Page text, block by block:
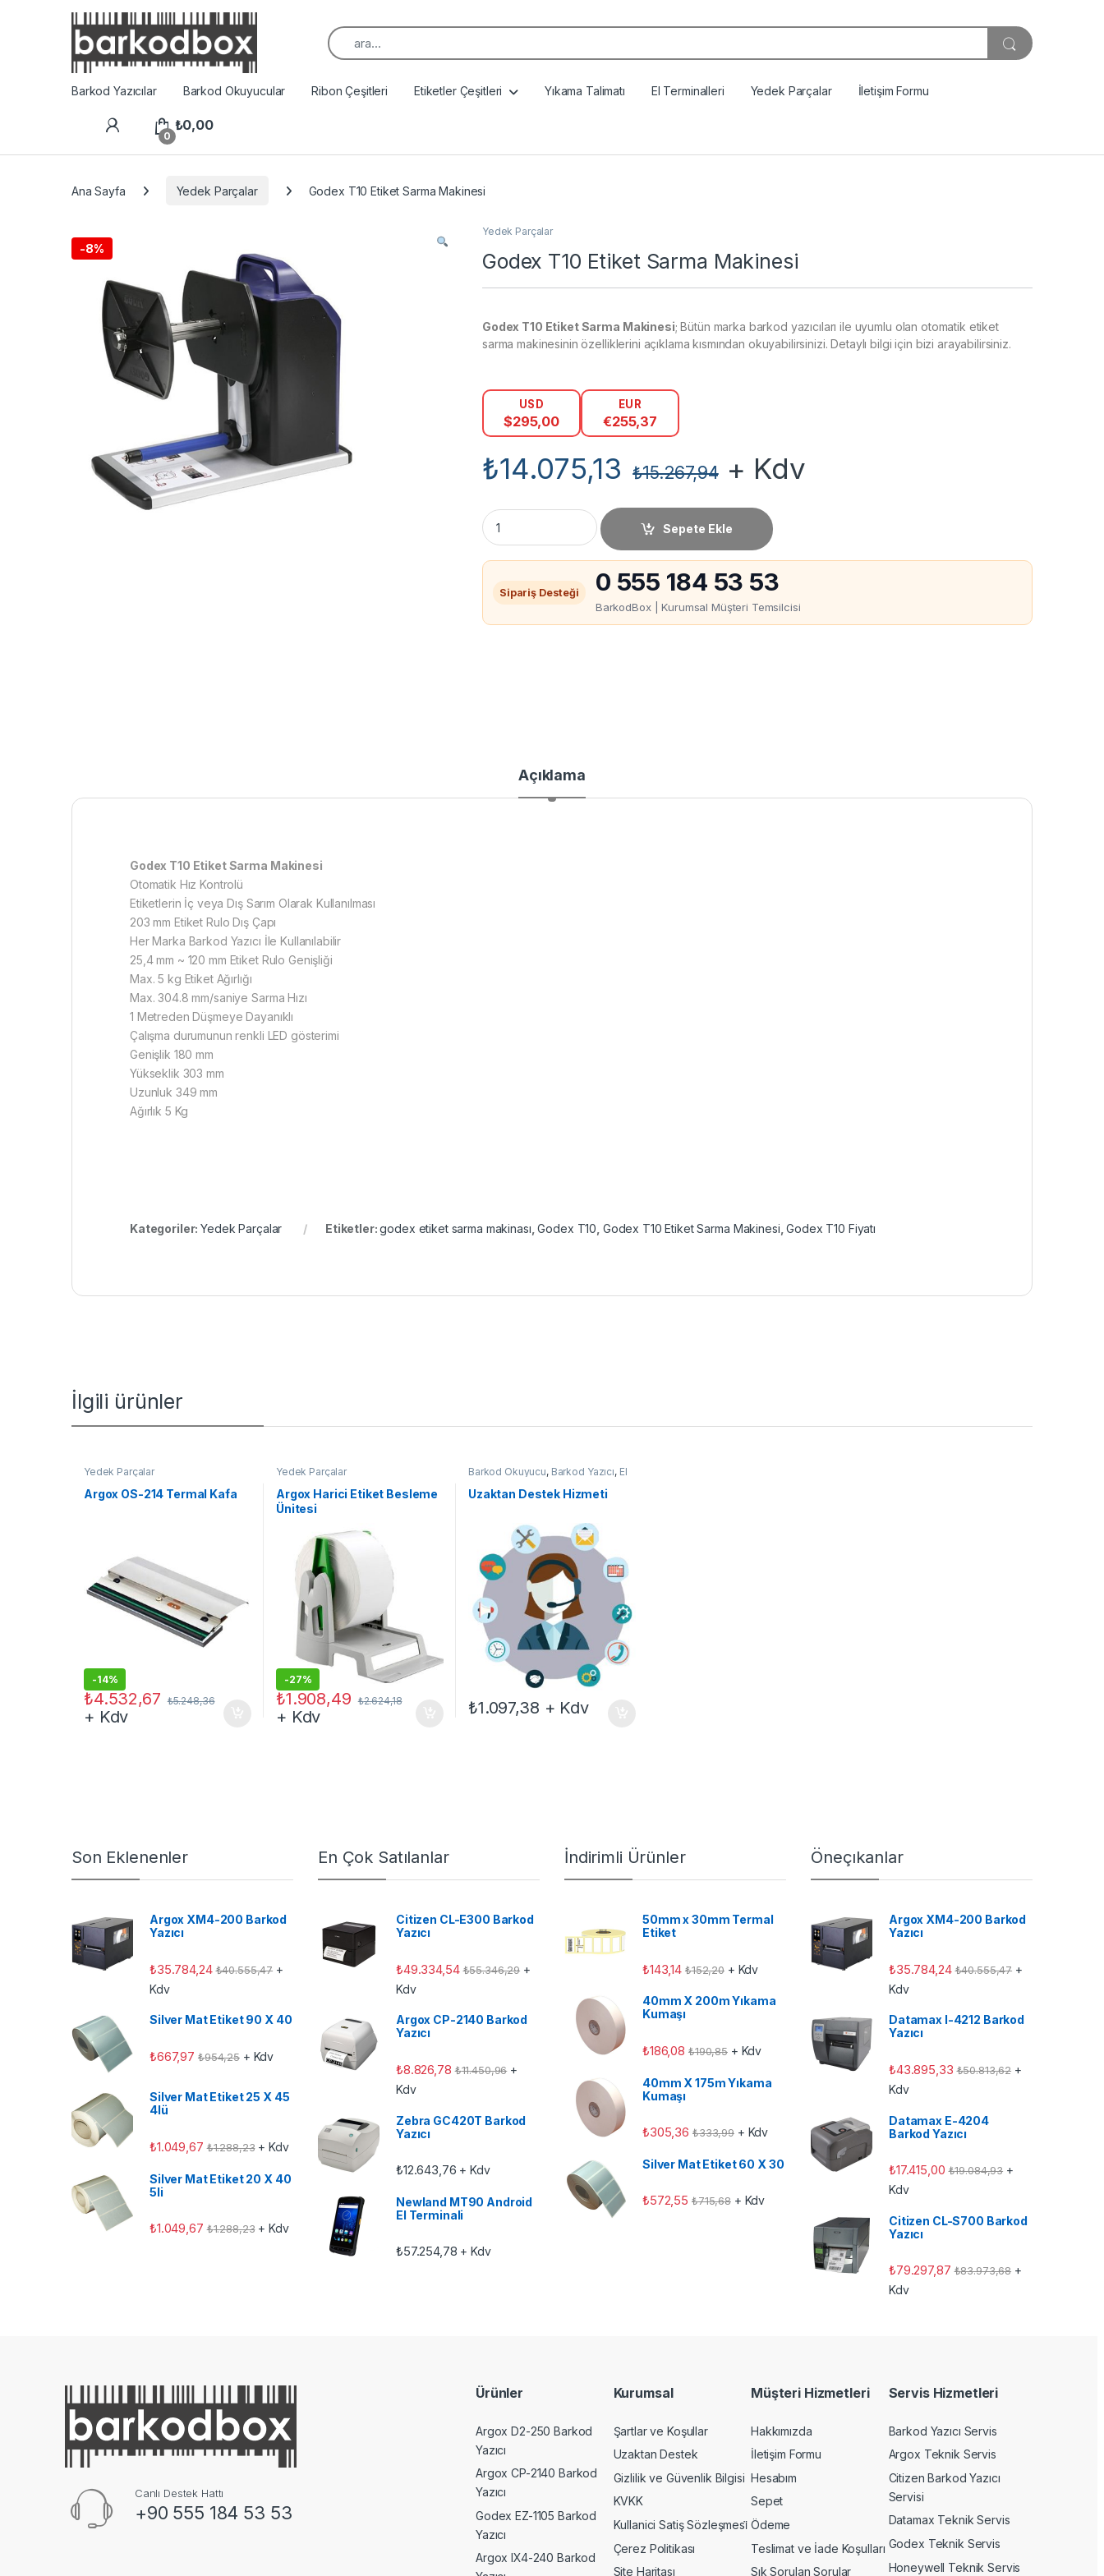
Aramak:
Barkod Yazıcılar Barkod Okuyucular Ribon Çeşitleri Etiketler Çeşitleri Yıkama Talimatı El Terminalleri Yedek Parçalar İletişim Formu
0
₺0,00
Ana Sayfa Yedek Parçalar Godex T10 Etiket Sarma Makinesi
-8%
Yedek Parçalar
Godex T10 Etiket Sarma Makinesi
Godex T10 Etiket Sarma Makinesi; Bütün marka barkod yazıcıları ile uyumlu olan otomatik etiket
sarma makinesinin özelliklerini açıklama kısmından okuyabilirsinizi. Detaylı bilgi için bizi arayabilirsiniz.
USD
$295,00
EUR
€255,37
₺14.075,13 ₺15.267,94+ Kdv
Godex T10 Etiket Sarma Makinesi miktar
Sepete Ekle
Sipariş Desteği 0 555 184 53 53
BarkodBox | Kurumsal Müşteri Temsilcisi
Açıklama
Godex T10 Etiket Sarma Makinesi
Otomatik Hız Kontrolü
Etiketlerin İç veya Dış Sarım Olarak Kullanılması
203 mm Etiket Rulo Dış Çapı
Her Marka Barkod Yazıcı İle Kullanılabilir
25,4 mm ~ 120 mm Etiket Rulo Genişliği
Max. 5 kg Etiket Ağırlığı
Max. 304.8 mm/saniye Sarma Hızı
1 Metreden Düşmeye Dayanıklı
Çalışma durumunun renkli LED gösterimi
Genişlik 180 mm
Yükseklik 303 mm
Uzunluk 349 mm
Ağırlık 5 Kg
Kategoriler:Yedek Parçalar Etiketler:godex etiket sarma makinası ,Godex T10 Godex T10 Etiket Sarma Makinesi ,Godex T10 Fiyatı
İlgili ürünler
Yedek Parçalar
Argox OS-214 Termal Kafa
-14%
₺4.532,67 ₺5.248,36
+ Kdv
Yedek Parçalar
Argox Harici Etiket Besleme
Ünitesi
-27%
₺1.908,49 ₺2.624,18
+ Kdv
Barkod Okuyucu, Barkod Yazıcı, El
Yedek Parçalar
Uzaktan Destek Hizmeti
₺1.097,38 + Kdv
Son Eklenenler
Argox XM4-200 Barkod
Yazıcı
₺35.784,24 ₺40.555,47 +
Kdv
Silver Mat Etiket 90 X 40
₺667,97 ₺954,25+ Kdv
Silver Mat Etiket 25 X 45
4lü
₺1.049,67 ₺1.288,23+ Kdv
Silver Mat Etiket 20 X 40
5li
₺1.049,67 ₺1.288,23+ Kdv
En Çok Satılanlar
Citizen CL-E300 Barkod
Yazıcı
₺49.334,54 ₺55.346,29 +
Kdv
Argox CP-2140 Barkod
Yazıcı
₺8.826,78 ₺11.450,96+
Kdv
Zebra GC420T Barkod
Yazıcı
₺12.643,76 + Kdv
Newland MT90 Android
El Terminali
₺57.254,78 + Kdv
İndirimli Ürünler
50mm x 30mm Termal
Etiket
₺143,14 ₺152,20+ Kdv
40mm X 200m Yıkama
Kumaşı
₺186,08 ₺190,85+ Kdv
40mm X 175m Yıkama
Kumaşı
₺305,36 ₺333,99+ Kdv
Silver Mat Etiket 60 X 30
₺572,55 ₺715,68+ Kdv
Öneçıkanlar
Argox XM4-200 Barkod
Yazıcı
₺35.784,24 ₺40.555,47 +
Kdv
Datamax I-4212 Barkod
Yazıcı
₺43.895,33 ₺50.813,62 +
Kdv
Datamax E-4204
Barkod Yazıcı
₺17.415,00 ₺19.084,93 +
Kdv
Citizen CL-S700 Barkod
Yazıcı
₺79.297,87 ₺83.973,68 +
Kdv
Canlı Destek Hattı
+90 555 184 53 53
Ürünler
Argox D2-250 Barkod
Yazıcı
Argox CP-2140 Barkod
Yazıcı
Godex EZ-1105 Barkod
Yazıcı
Argox IX4-240 Barkod
Kurumsal
Şartlar ve Koşullar
Uzaktan Destek
Gizlilik ve Güvenlik Bilgisi
KVKK
Kullanici Satiş Sözleşmesi̇
Çerez Politikası
Site Haritası
Müşteri Hizmetleri
Hakkımızda
İletişim Formu
Hesabım
Sepet
Ödeme
Teslimat ve İade Koşulları
Sık Sorulan Sorular
Servis Hizmetleri
Barkod Yazıcı Servis
Argox Teknik Servis
Citizen Barkod Yazıcı
Servisi
Datamax Teknik Servis
Godex Teknik Servis
Honeywell Teknik Servis